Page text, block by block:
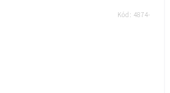
Kód: 4874-